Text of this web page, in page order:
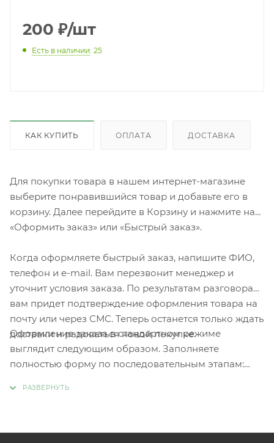
200 ₽/шт
Есть в наличии: 25
КАК КУПИТЬ ОПЛАТА ДОСТАВКА
Для покупки товара в нашем интернет-магазине
выберите понравившийся товар и добавьте его в
корзину. Далее перейдите в Корзину и нажмите на
«Оформить заказ» или «Быстрый заказ».
Когда оформляете быстрый заказ, напишите ФИО,
телефон и e-mail. Вам перезвонит менеджер и
уточнит условия заказа. По результатам разговора
вам придет подтверждение оформления товара на
почту или через СМС. Теперь останется только ждать
доставки и радоваться новой покупке.
Оформление заказа в стандартном режиме
выглядит следующим образом. Заполняете
полностью форму по последовательным этапам: